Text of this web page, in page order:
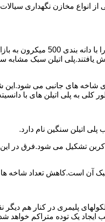
از انواع مخازن نگهداری
در سال 1961 میلادی
اتیلن سبک مشابه
شاخه های جانبی می
0.925 گرم بر سانتی متر مکعب،پلی اتیلن سبک میتوان
آن است.کاهش تعداد شاخه
پلیمری در کنار هم دیگر
ایجاد یک توده متراکم خواهد